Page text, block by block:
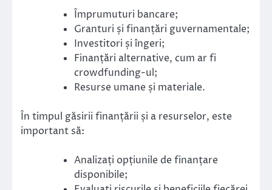
Împrumuturi bancare;
Granturi și finanțări guvernamentale;
Investitori și îngeri;
Finanțări alternative, cum ar fi
crowdfunding-ul;
Resurse umane și materiale.
În timpul găsirii finanțării și a resurselor, este
important să:
Analizați opțiunile de finanțare
disponibile;